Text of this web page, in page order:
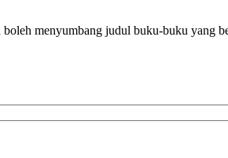
menyumbang judul buku-buku yang